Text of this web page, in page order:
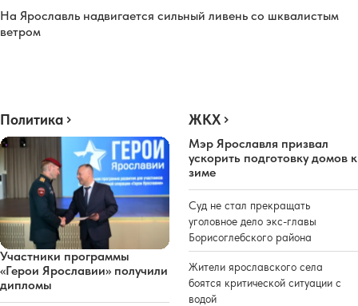
На Ярославль надвигается сильный ливень со шквалистым
ветром
Политика
Участники программы
«Герои Ярославии» получили
дипломы
ЖКХ
Мэр Ярославля призвал
ускорить подготовку домов к
зиме
Суд не стал прекращать
уголовное дело экс-главы
Борисоглебского района
Жители ярославского села
боятся критической ситуации с
водой